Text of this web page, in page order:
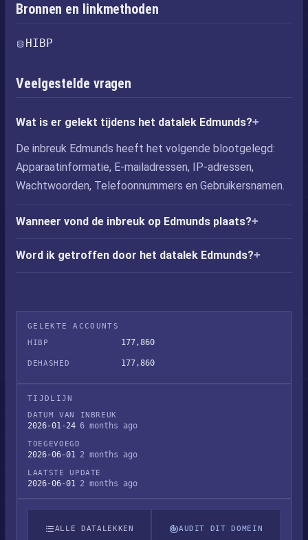
Bronnen en linkmethoden
HIBP
Veelgestelde vragen
Wat is er gelekt tijdens het datalek Edmunds?
De inbreuk Edmunds heeft het volgende blootgelegd:
Apparaatinformatie, E-mailadressen, IP-adressen,
Wachtwoorden, Telefoonnummers en Gebruikersnamen.
Wanneer vond de inbreuk op Edmunds plaats?
Word ik getroffen door het datalek Edmunds?
GELEKTE ACCOUNTS
HIBP
177,860
DEHASHED 177,860
TIJDLIJN
DATUM VAN INBREUK
2026-01-24 6 months ago
TOEGEVOEGD
2026-06-01 2 months ago
LAATSTE UPDATE
2026-06-01 2 months ago
ALLE DATALEKKEN AUDIT DIT DOMEIN